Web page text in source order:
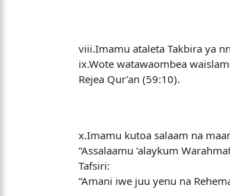
viii.Imamu ataleta Takbira ya
ix.Wote watawaombea
Rejea Qur’an (59:10).
x.Imamu kutoa salaam na
“Assalaamu ‘alaykum
Tafsiri:
“Amani iwe juu yenu na